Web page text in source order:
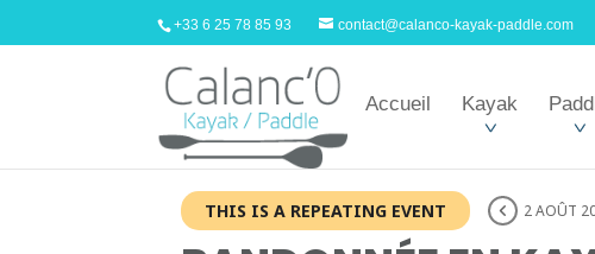
+33 6 25 78 85 93 contact@calanco-kayak-paddle.com
Accueil Kayak
THIS IS A REPEATING EVENT 2 AOÛT